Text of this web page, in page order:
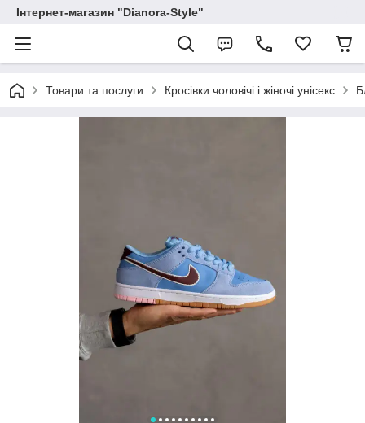
Інтернет-магазин "Dianora-Style"
Товари та послуги Кросівки чоловічі і жіночі унісекс